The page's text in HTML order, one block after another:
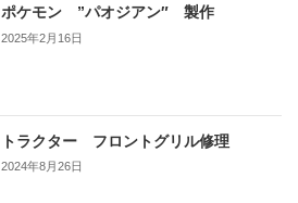
ポケモン ”パオジアン″ 製作
2025年2月16日
トラクター フロントグリル修理
2024年8月26日